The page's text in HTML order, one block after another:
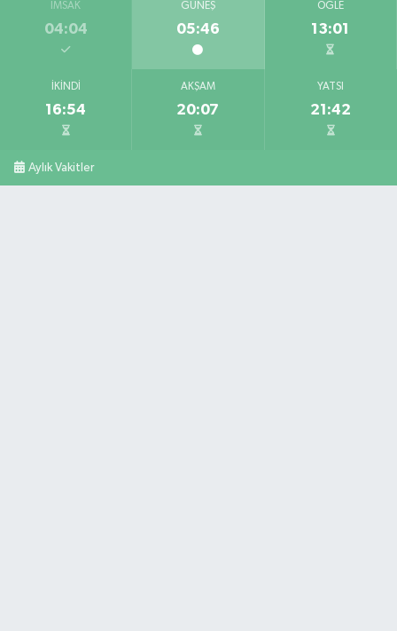
İMSAK
04:04
GÜNEŞ
05:46
ÖĞLE
13:01
İKINDI
16:54
AKŞAM
20:07
YATSI
21:42
Aylık Vakitler